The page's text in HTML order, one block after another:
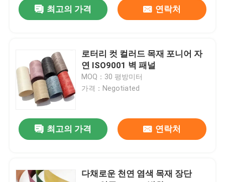
엔지니어드 우드 베니어판
로터리 컷 베니어
목제 모서리접합
하드우드 베니어판 합판
최고의 가격 연락처
로터리 컷 컬러드 목재 포니어 자
연 ISO9001 벽 패널
MOQ：30 평방미터
가격：Negotiated
최고의 가격 연락처
다채로운 천연 염색 목재 장단